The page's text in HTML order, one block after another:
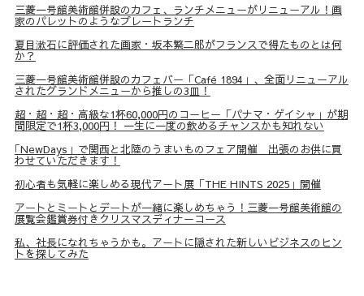
三菱一号館美術館併設のカフェ、ランチメニューがリニューアル！画
家のパレットのようなプレートランチ
夏目漱石に評価された画家・坂本繁二郎がフランスで得たものとは何
か？
三菱一号館美術館併設のカフェバー「Café 1894」、全面リニューアル
されたグランドメニューから推しの3皿！
超・超・超・高級な1杯60,000円のコーヒー「パナマ・ゲイシャ」が期
間限定で1杯3,000円！ 一生に一度の飲めるチャンスかも知れない
｢NewDays」で関西と北陸のうまいものフェア開催 出張のお供に買
わせていただきます！
初心者も気軽に楽しめる現代アート展「THE HINTS 2025」開催
アートとミートとデートが一緒に楽しめちゃう！三菱一号館美術館の
展覧会鑑賞券付きクリスマスディナーコース
私、社長になれちゃうかも。アートに隠された新しいビジネスのヒン
トを探してみた